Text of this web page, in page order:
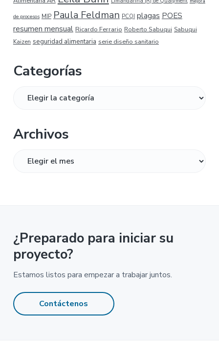
de procesos MIP Paula Feldman PCQI plagas POES
resumen mensual Ricardo Ferrario Roberto Sabuqui Sabuqui
Kaizen seguridad alimentaria serie diseño sanitario
Categorías
Archivos
¿Preparado para iniciar su
proyecto?
Estamos listos para empezar a trabajar juntos.
Contáctenos